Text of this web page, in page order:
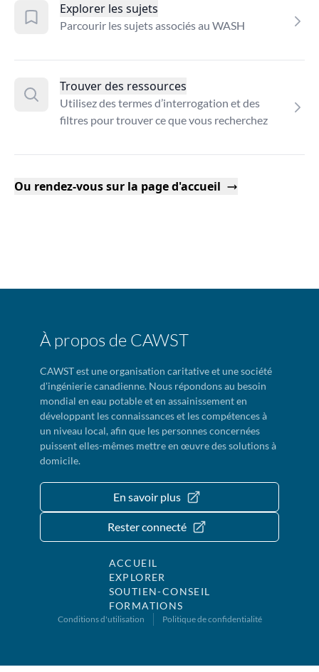
Explorer les sujets
Parcourir les sujets associés au WASH
Trouver des ressources
Utilisez des termes d’interrogation et des
filtres pour trouver ce que vous recherchez
Ou rendez-vous sur la page d'accueil
À propos de CAWST
CAWST est une organisation caritative et une société
d'ingénierie canadienne. Nous répondons au besoin
mondial en eau potable et en assainissement en
développant les connaissances et les compétences à
un niveau local, afin que les personnes concernées
puissent elles-mêmes mettre en œuvre des solutions à
domicile.
En savoir plus
Rester connecté
ACCUEIL
EXPLORER
SOUTIEN-CONSEIL
FORMATIONS
Conditions d'utilisation Politique de confidentialité